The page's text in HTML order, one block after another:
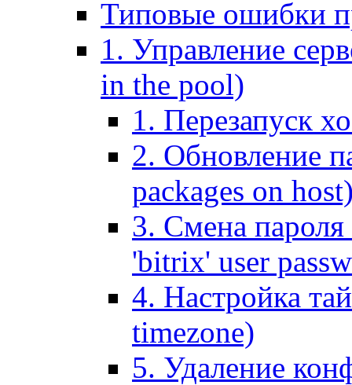
Типовые ошибки
1. Управление
in the pool)
1. Перезапуск
2. Обновление
packages on
3. Смена пароля
'bitrix' user
4. Настройка
timezone)
5. Удаление